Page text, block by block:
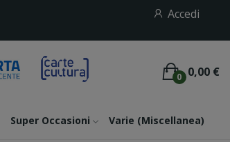
Accedi
0,00 €
0
Super Occasioni Varie (miscellanea)